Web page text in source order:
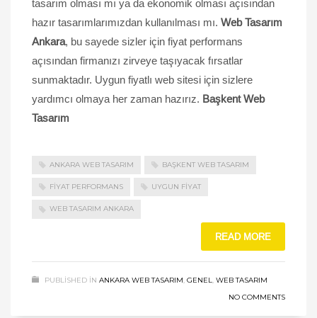
tasarım olması mı ya da ekonomik olması açısından
hazır tasarımlarımızdan kullanılması mı. Web Tasarım
Ankara, bu sayede sizler için fiyat performans
açısından firmanızı zirveye taşıyacak fırsatlar
sunmaktadır. Uygun fiyatlı web sitesi için sizlere
yardımcı olmaya her zaman hazırız. Başkent Web
Tasarım
ANKARA WEB TASARIM BAŞKENT WEB TASARIM
FIYAT PERFORMANS UYGUN FIYAT
WEB TASARIM ANKARA
READ MORE
PUBLISHED IN ANKARA WEB TASARIM, GENEL, WEB TASARIM
NO COMMENTS